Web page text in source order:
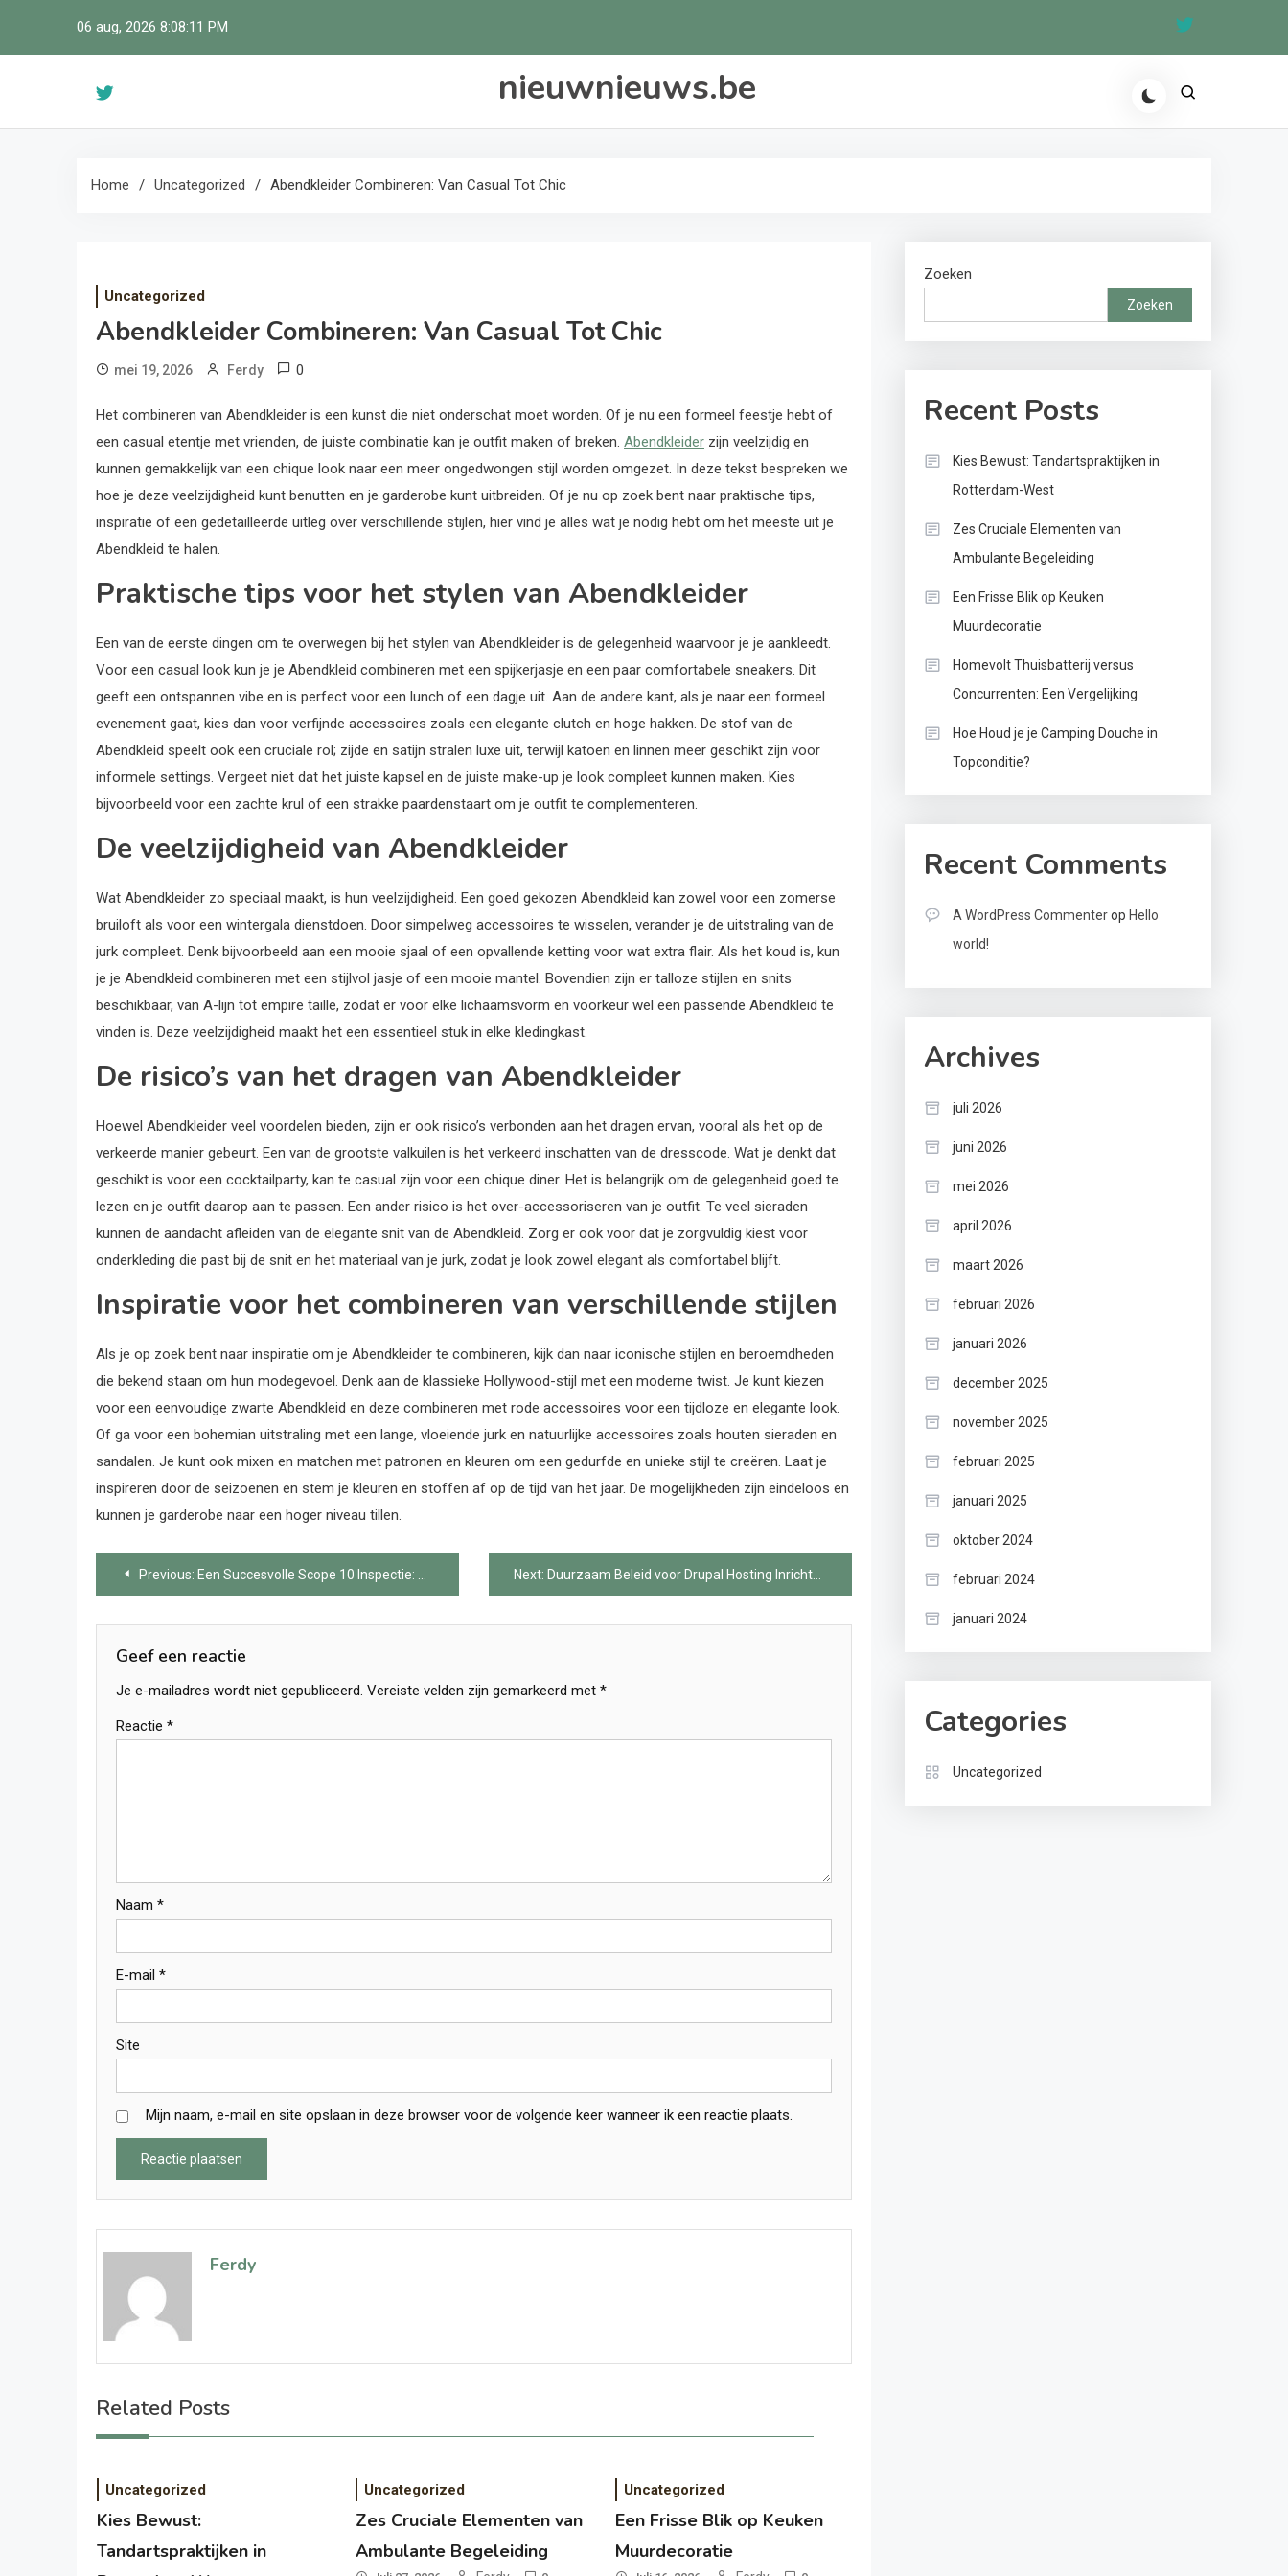
06 aug, 2026 8:08:11 PM
nieuwnieuws.be
Home Uncategorized Abendkleider Combineren: Van Casual Tot Chic
Uncategorized
Abendkleider Combineren: Van Casual Tot Chic
mei 19, 2026 Ferdy 0
Het combineren van Abendkleider is een kunst die niet onderschat moet worden. Of je nu een formeel feestje hebt of
een casual etentje met vrienden, de juiste combinatie kan je outfit maken of breken. Abendkleider zijn veelzijdig en
kunnen gemakkelijk van een chique look naar een meer ongedwongen stijl worden omgezet. In deze tekst bespreken we
hoe je deze veelzijdigheid kunt benutten en je garderobe kunt uitbreiden. Of je nu op zoek bent naar praktische tips,
inspiratie of een gedetailleerde uitleg over verschillende stijlen, hier vind je alles wat je nodig hebt om het meeste uit je
Abendkleid te halen.
Praktische tips voor het stylen van Abendkleider
Een van de eerste dingen om te overwegen bij het stylen van Abendkleider is de gelegenheid waarvoor je je aankleedt.
Voor een casual look kun je je Abendkleid combineren met een spijkerjasje en een paar comfortabele sneakers. Dit
geeft een ontspannen vibe en is perfect voor een lunch of een dagje uit. Aan de andere kant, als je naar een formeel
evenement gaat, kies dan voor verfijnde accessoires zoals een elegante clutch en hoge hakken. De stof van de
Abendkleid speelt ook een cruciale rol; zijde en satijn stralen luxe uit, terwijl katoen en linnen meer geschikt zijn voor
informele settings. Vergeet niet dat het juiste kapsel en de juiste make-up je look compleet kunnen maken. Kies
bijvoorbeeld voor een zachte krul of een strakke paardenstaart om je outfit te complementeren.
De veelzijdigheid van Abendkleider
Wat Abendkleider zo speciaal maakt, is hun veelzijdigheid. Een goed gekozen Abendkleid kan zowel voor een zomerse
bruiloft als voor een wintergala dienstdoen. Door simpelweg accessoires te wisselen, verander je de uitstraling van de
jurk compleet. Denk bijvoorbeeld aan een mooie sjaal of een opvallende ketting voor wat extra flair. Als het koud is, kun
je je Abendkleid combineren met een stijlvol jasje of een mooie mantel. Bovendien zijn er talloze stijlen en snits
beschikbaar, van A-lijn tot empire taille, zodat er voor elke lichaamsvorm en voorkeur wel een passende Abendkleid te
vinden is. Deze veelzijdigheid maakt het een essentieel stuk in elke kledingkast.
De risico’s van het dragen van Abendkleider
Hoewel Abendkleider veel voordelen bieden, zijn er ook risico’s verbonden aan het dragen ervan, vooral als het op de
verkeerde manier gebeurt. Een van de grootste valkuilen is het verkeerd inschatten van de dresscode. Wat je denkt dat
geschikt is voor een cocktailparty, kan te casual zijn voor een chique diner. Het is belangrijk om de gelegenheid goed te
lezen en je outfit daarop aan te passen. Een ander risico is het over-accessoriseren van je outfit. Te veel sieraden
kunnen de aandacht afleiden van de elegante snit van de Abendkleid. Zorg er ook voor dat je zorgvuldig kiest voor
onderkleding die past bij de snit en het materiaal van je jurk, zodat je look zowel elegant als comfortabel blijft.
Inspiratie voor het combineren van verschillende stijlen
Als je op zoek bent naar inspiratie om je Abendkleider te combineren, kijk dan naar iconische stijlen en beroemdheden
die bekend staan om hun modegevoel. Denk aan de klassieke Hollywood-stijl met een moderne twist. Je kunt kiezen
voor een eenvoudige zwarte Abendkleid en deze combineren met rode accessoires voor een tijdloze en elegante look.
Of ga voor een bohemian uitstraling met een lange, vloeiende jurk en natuurlijke accessoires zoals houten sieraden en
sandalen. Je kunt ook mixen en matchen met patronen en kleuren om een gedurfde en unieke stijl te creëren. Laat je
inspireren door de seizoenen en stem je kleuren en stoffen af op de tijd van het jaar. De mogelijkheden zijn eindeloos en
kunnen je garderobe naar een hoger niveau tillen.
Bericht
navigatie
Previous: Een Succesvolle Scope 10 Inspectie: Praktijkvoorbeeld Next: Duurzaam Beleid voor Drupal Hosting Inrichten
Geef een reactie
Je e-mailadres wordt niet gepubliceerd. Vereiste velden zijn gemarkeerd met *
Reactie *
Naam *
E-mail *
Site
Mijn naam, e-mail en site opslaan in deze browser voor de volgende keer wanneer ik een reactie plaats.
Ferdy
Related Posts
Uncategorized
Kies Bewust:
Tandartspraktijken in
Uncategorized
Zes Cruciale Elementen van
Ambulante Begeleiding
Uncategorized
Een Frisse Blik op Keuken
Muurdecoratie
Zoeken
Zoeken
Recent Posts
Kies Bewust: Tandartspraktijken in
Rotterdam-West
Zes Cruciale Elementen van
Ambulante Begeleiding
Een Frisse Blik op Keuken
Muurdecoratie
Homevolt Thuisbatterij versus
Concurrenten: Een Vergelijking
Hoe Houd je je Camping Douche in
Topconditie?
Recent Comments
A WordPress Commenterop Hello
world!
Archives
juli 2026
juni 2026
mei 2026
april 2026
maart 2026
februari 2026
januari 2026
december 2025
november 2025
februari 2025
januari 2025
oktober 2024
februari 2024
januari 2024
Categories
Uncategorized